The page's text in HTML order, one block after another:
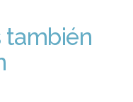
también